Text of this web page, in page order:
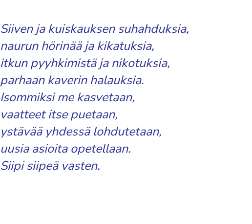
Siiven ja kuiskauksen suhahduksia,
naurun hörinää ja kikatuksia,
itkun pyyhkimistä ja nikotuksia,
parhaan kaverin halauksia.
Isommiksi me kasvetaan,
vaatteet itse puetaan,
ystävää yhdessä lohdutetaan,
uusia asioita opetellaan.
Siipi siipeä vasten.